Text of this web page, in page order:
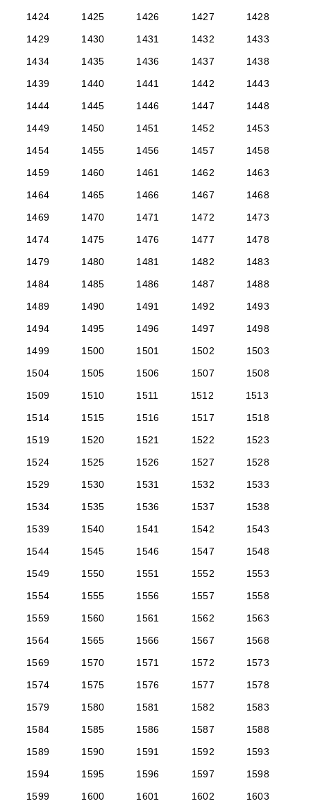
1424 1425 1426 1427
1428
1429
1430 1431 1432
1433
1434
1435 1436 1437
1438
1439
1440 1441 1442
1443
1444
1445 1446 1447
1448
1449
1450 1451 1452
1453
1454
1455 1456 1457
1458
1459
1460 1461 1462
1463
1464
1465 1466 1467
1468
1469
1470 1471 1472
1473
1474
1475 1476 1477
1478
1479
1480 1481 1482
1483
1484
1485 1486 1487
1488
1489
1490 1491 1492
1493
1494
1495 1496 1497
1498
1499
1500 1501 1502
1503
1504
1505 1506 1507
1508
1509
1510 1511 1512
1513
1514
1515 1516 1517
1518
1519
1520 1521 1522
1523
1524
1525 1526 1527
1528
1529
1530 1531 1532
1533
1534
1535 1536 1537
1538
1539
1540 1541 1542
1543
1544
1545 1546 1547
1548
1549
1550 1551 1552
1553
1554
1555 1556 1557
1558
1559
1560 1561 1562
1563
1564
1565 1566 1567
1568
1569
1570 1571 1572
1573
1574
1575 1576 1577
1578
1579
1580 1581 1582
1583
1584
1585 1586 1587
1588
1589
1590 1591 1592
1593
1594
1595 1596 1597
1598
1599
1600 1601 1602
1603